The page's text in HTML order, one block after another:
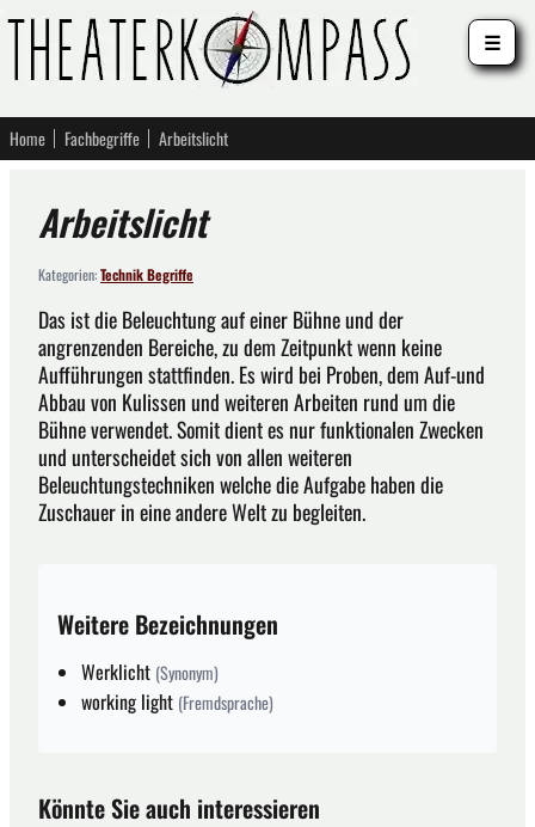
Home Fachbegriffe Arbeitslicht
Arbeitslicht
Kategorien:Technik Begriffe
Das ist die Beleuchtung auf einer Bühne und der
angrenzenden Bereiche, zu dem Zeitpunkt wenn keine
Aufführungen stattfinden. Es wird bei Proben, dem Auf-und
Abbau von Kulissen und weiteren Arbeiten rund um die
Bühne verwendet. Somit dient es nur funktionalen Zwecken
und unterscheidet sich von allen weiteren
Beleuchtungstechniken welche die Aufgabe haben die
Zuschauer in eine andere Welt zu begleiten.
Weitere Bezeichnungen
Werklicht (Synonym)
working light (Fremdsprache)
Könnte Sie auch interessieren
☰